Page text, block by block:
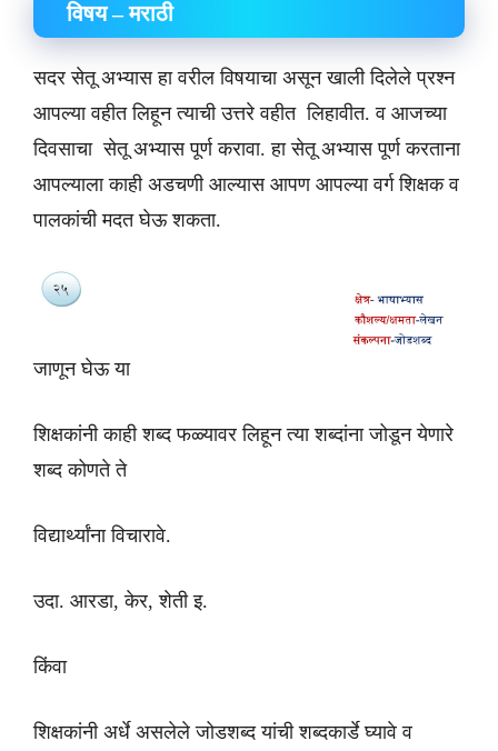
विषय – मराठी
सदर सेतू अभ्यास हा वरील विषयाचा असून खाली दिलेले प्रश्न
आपल्या वहीत लिहून त्याची उत्तरे वहीत लिहावीत. व आजच्या
दिवसाचा सेतू अभ्यास पूर्ण करावा. हा सेतू अभ्यास पूर्ण करताना
आपल्याला काही अडचणी आल्यास आपण आपल्या वर्ग शिक्षक व
पालकांची मदत घेऊ शकता.
जाणून घेऊ या
शिक्षकांनी काही शब्द फळ्यावर लिहून त्या शब्दांना जोडून येणारे
शब्द कोणते ते
विद्यार्थ्यांना विचारावे.
उदा. आरडा, केर, शेती इ.
किंवा
शिक्षकांनी अर्धे असलेले जोडशब्द यांची शब्दकार्डे घ्यावे व